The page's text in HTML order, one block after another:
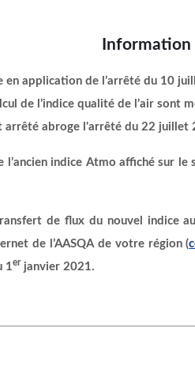
en application de l’arrêté du 10
de l’indice qualité de l’air sont
arrêté abroge l'arrêté du 22 juillet
l’ancien indice Atmo affiché sur
de flux du nouvel indice
de l’AASQA de votre région (
1er janvier 2021.